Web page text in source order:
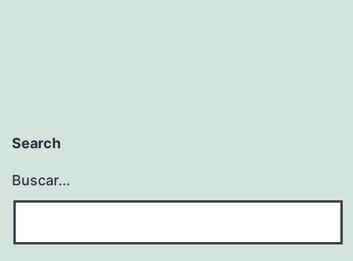
Search
Buscar...